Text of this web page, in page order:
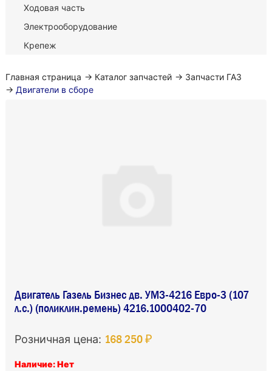
Ходовая часть
Электрооборудование
Крепеж
Главная страница → Каталог запчастей → Запчасти ГАЗ
→ Двигатели в сборе
Двигатель Газель Бизнес дв. УМЗ-4216 Евро-3 (107
л.с.) (поликлин.ремень) 4216.1000402-70
Розничная цена: 168 250 ₽
Наличие: Нет